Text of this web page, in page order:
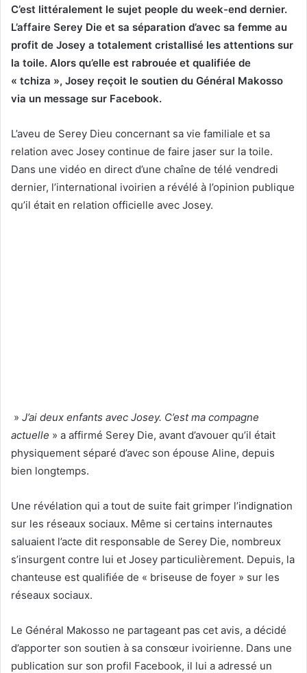
C’est littéralement le sujet people du week-end dernier.
L’affaire Serey Die et sa séparation d’avec sa femme au
profit de Josey a totalement cristallisé les attentions sur
la toile. Alors qu’elle est rabrouée et qualifiée de
« tchiza », Josey reçoit le soutien du Général Makosso
via un message sur Facebook.
L’aveu de Serey Dieu concernant sa vie familiale et sa
relation avec Josey continue de faire jaser sur la toile.
Dans une vidéo en direct d’une chaîne de télé vendredi
dernier, l’international ivoirien a révélé à l’opinion publique
qu’il était en relation officielle avec Josey.
» J’ai deux enfants avec Josey. C’est ma compagne
actuelle » a affirmé Serey Die, avant d’avouer qu’il était
physiquement séparé d’avec son épouse Aline, depuis
bien longtemps.
Une révélation qui a tout de suite fait grimper l’indignation
sur les réseaux sociaux. Même si certains internautes
saluaient l’acte dit responsable de Serey Die, nombreux
s’insurgent contre lui et Josey particulièrement. Depuis, la
chanteuse est qualifiée de « briseuse de foyer » sur les
réseaux sociaux.
Le Général Makosso ne partageant pas cet avis, a décidé
d’apporter son soutien à sa consœur ivoirienne. Dans une
publication sur son profil Facebook, il lui a adressé un